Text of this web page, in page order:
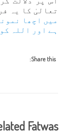
تعالیٰ کا یہ
میں اچھا
ہے اور اللہ
Share this:
Fatwas